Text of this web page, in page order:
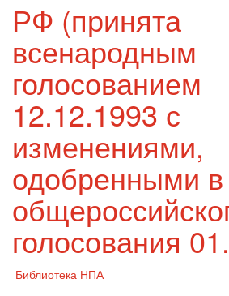
РФ (принята
всенародным
голосованием
12.12.1993 с
изменениями,
одобренными в
голосования
Библиотека НПА